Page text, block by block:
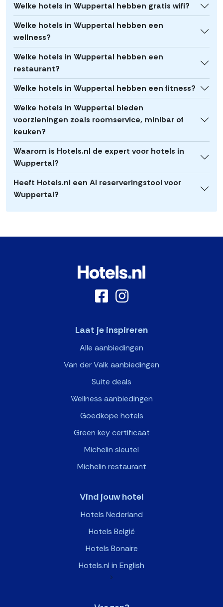
Welke hotels in Wuppertal hebben gratis wifi?
Welke hotels in Wuppertal hebben een
wellness?
Welke hotels in Wuppertal hebben een
restaurant?
Welke hotels in Wuppertal hebben een fitness?
Welke hotels in Wuppertal bieden
voorzieningen zoals roomservice, minibar of
keuken?
Waarom is Hotels.nl de expert voor hotels in
Wuppertal?
Heeft Hotels.nl een AI reserveringstool voor
Wuppertal?
Laat je inspireren
Alle aanbiedingen
Van der Valk aanbiedingen
Suite deals
Wellness aanbiedingen
Goedkope hotels
Green key certificaat
Michelin sleutel
Michelin restaurant
Vind jouw hotel
Hotels Nederland
Hotels België
Hotels Bonaire
Hotels.nl in English
>